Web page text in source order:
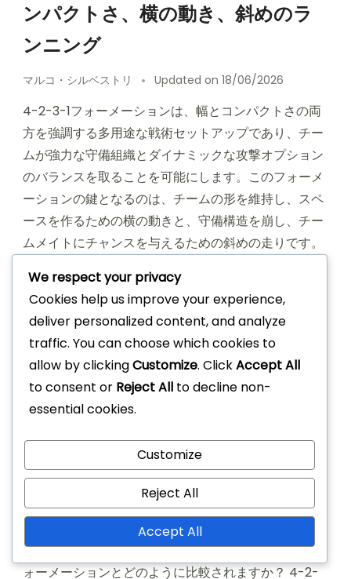
ンパクトさ、横の動き、斜めのラ
ンニング
マルコ・シルベストリ Updated on 18/06/2026
4-2-3-1フォーメーションは、幅とコンパクトさの両
方を強調する多用途な戦術セットアップであり、チー
ムが強力な守備組織とダイナミックな攻撃オプション
のバランスを取ることを可能にします。このフォーメ
ーションの鍵となるのは、チームの形を維持し、スペ
ースを作るための横の動きと、守備構造を崩し、チー
ムメイトにチャンスを与えるための斜めの走りです。
の流動性とピッチ上での効果が向上します。 Key
sections in the article: Toggle 4-2-3-1フォーメー
ションの主要な戦術要素は何ですか？ 4-2-3-1フォー
メーションにおける幅の理解 守備構造におけるコンパ
クトさの探求 戦術的柔軟性のための幅とコンパクトさ
のバランス 4-2-3-1フォーメーションにおける横の動
きはどのように機能しますか？ チームの形を維持する
ための横の動きの役割 効果的な横の動きの戦略の例
攻撃プレーにおける横の動きの影響 4-2-3-1フォーメ
ーションにおける斜めの走りの重要性は何ですか？ 斜
めの走りによるスペースの創出 斜めの動きでディフェ
ンダーを混乱させる 試合における成功した斜めの走り
のケーススタディ 4-2-3-1フォーメーションは他のフ
ォーメーションとどのように比較されますか？ 4-2-
We respect your privacy
Cookies help us improve your experience,
deliver personalized content, and analyze
traffic. You can choose which cookies to
allow by clickingCustomize. ClickAccept All
to consent or Reject All to decline non-
essential cookies.
Customize
Reject All
Accept All